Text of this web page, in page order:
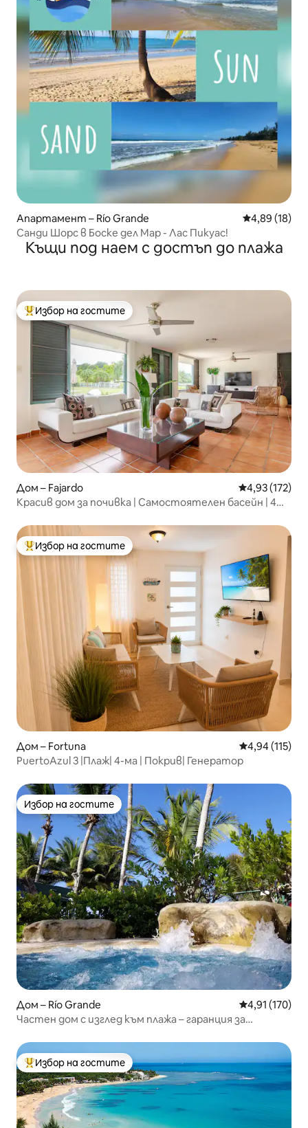
Апартамент – Río Grande Средна
4,89 (18)
Санди Шорс в Боске дел Мар - Лас Пикуас!
Къщи под наем с достъп до плажа
Най-популярен избор на гостите
Избор на гостите
Дом – Fajardo Средна
4,93 (172)
Красив дом за почивка | Самостоятелен басейн | 4
Най-популярен избор на гостите
Избор на гостите
Дом – Fortuna Средна
4,94 (115)
PuertoAzul 3 |Плаж| 4-ма | Покрив| Генератор
Избор на гостите
Избор на гостите
Дом – Río Grande Средна
4,91 (170)
Частен дом с изглед към плажа – гаранция за
Най-популярен избор на гостите
Избор на гостите